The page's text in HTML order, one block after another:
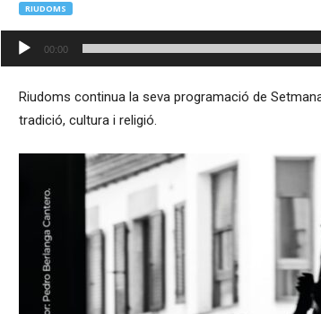
R
RIUDOMS
Reproductor
d'àudio
00:00
Riudoms continua la seva programació de
tradició, cultura i religió.